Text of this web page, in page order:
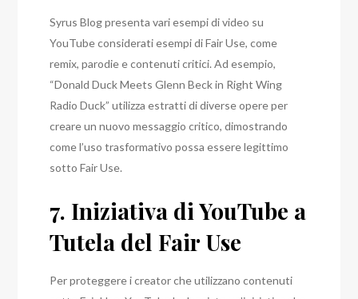
Syrus Blog presenta vari esempi di video su
YouTube considerati esempi di Fair Use, come
remix, parodie e contenuti critici. Ad esempio,
“Donald Duck Meets Glenn Beck in Right Wing
Radio Duck” utilizza estratti di diverse opere per
creare un nuovo messaggio critico, dimostrando
come l’uso trasformativo possa essere legittimo
sotto Fair Use.
7. Iniziativa di YouTube a
Tutela del Fair Use
Per proteggere i creator che utilizzano contenuti